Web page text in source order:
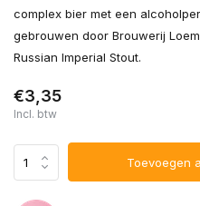
complex bier met een
gebrouwen door Brouwerij
Russian Imperial Stout.
€3,35
Incl. btw
Toevoegen